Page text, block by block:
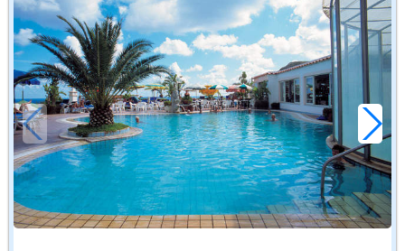
2026 FERRAGOSTO
in offerta da
€69,86
a notte